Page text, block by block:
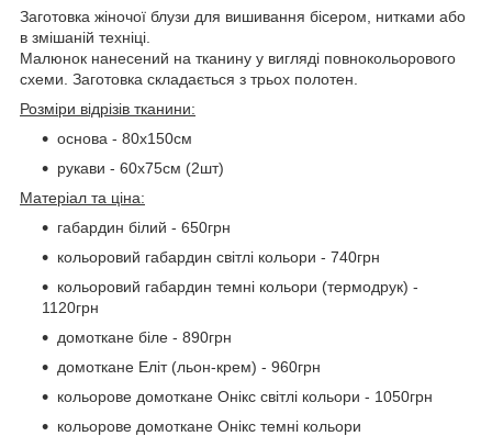
Заготовка жіночої блузи для вишивання бісером, нитками або
в змішаній техніці.
Малюнок нанесений на тканину у вигляді повнокольорового
схеми. Заготовка складається з трьох полотен.
Розміри відрізів тканини:
основа - 80х150см
рукави - 60х75см (2шт)
Матеріал та ціна:
габардин білий - 650грн
кольоровий габардин світлі кольори - 740грн
кольоровий габардин темні кольори (термодрук) -
1120грн
домоткане біле - 890грн
домоткане Еліт (льон-крем) - 960грн
кольорове домоткане Онікс світлі кольори - 1050грн
кольорове домоткане Онікс темні кольори